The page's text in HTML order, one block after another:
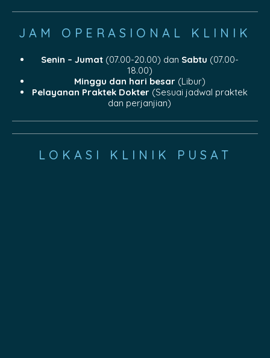
JAM OPERASIONAL KLINIK
Senin – Jumat(07.00-20.00) dan Sabtu (07.00-
18.00)
Minggu dan hari besar(Libur)
Pelayanan Praktek Dokter(Sesuai jadwal praktek
dan perjanjian)
LOKASI KLINIK PUSAT